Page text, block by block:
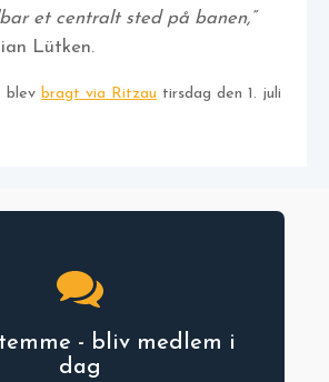
et centralt sted på banen,”
Lütken.
blev bragt via Ritzau tirsdag den 1. juli
- bliv medlem i
dag